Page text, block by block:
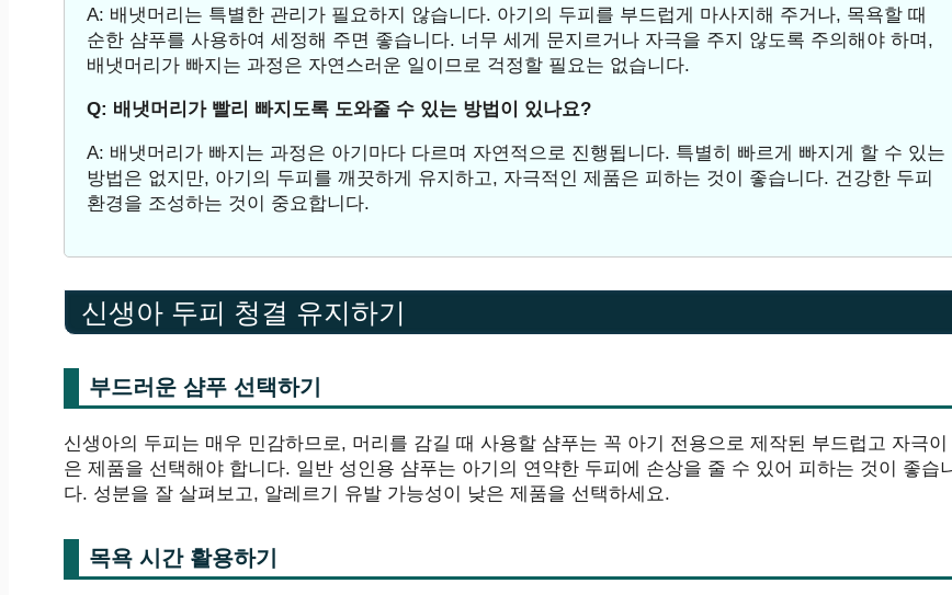
A: 배냇머리는 특별한 관리가 필요하지 않습니다. 아기의 두피를 부드럽게 마사지해 주거나, 목욕할 때
순한 샴푸를 사용하여 세정해 주면 좋습니다. 너무 세게 문지르거나 자극을 주지 않도록 주의해야 하며,
배냇머리가 빠지는 과정은 자연스러운 일이므로 걱정할 필요는 없습니다.
Q: 배냇머리가 빨리 빠지도록 도와줄 수 있는 방법이 있나요?
A: 배냇머리가 빠지는 과정은 아기마다 다르며 자연적으로 진행됩니다. 특별히 빠르게 빠지게 할 수 있는
방법은 없지만, 아기의 두피를 깨끗하게 유지하고, 자극적인 제품은 피하는 것이 좋습니다. 건강한 두피
환경을 조성하는 것이 중요합니다.
신생아 두피 청결 유지하기
부드러운 샴푸 선택하기
신생아의 두피는 매우 민감하므로, 머리를 감길 때 사용할 샴푸는 꼭 아기 전용으로 제작된 부드럽고 자극이
은 제품을 선택해야 합니다. 일반 성인용 샴푸는 아기의 연약한 두피에 손상을 줄 수 있어 피하는 것이 좋습
다. 성분을 잘 살펴보고, 알레르기 유발 가능성이 낮은 제품을 선택하세요.
목욕 시간 활용하기